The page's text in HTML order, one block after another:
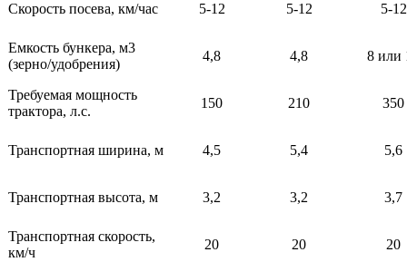
Скорость посева, км/час 5-12 5-12 5-12
Емкость бункера, м3
(зерно/удобрения)
4,8 4,8 8 или
Требуемая мощность
трактора, л.с.
150 210 350
Транспортная ширина, м 4,5 5,4 5,6
Транспортная высота, м 3,2 3,2 3,7
Транспортная скорость,
км/ч
20 20 20